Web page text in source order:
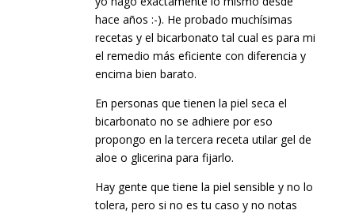
hace años :-). He probado muchísimas
recetas y el bicarbonato tal cual es para mi
el remedio más eficiente con diferencia y
encima bien barato.
En personas que tienen la piel seca el
bicarbonato no se adhiere por eso
propongo en la tercera receta utilar gel de
aloe o glicerina para fijarlo.
Hay gente que tiene la piel sensible y no lo
tolera, pero si no es tu caso y no notas